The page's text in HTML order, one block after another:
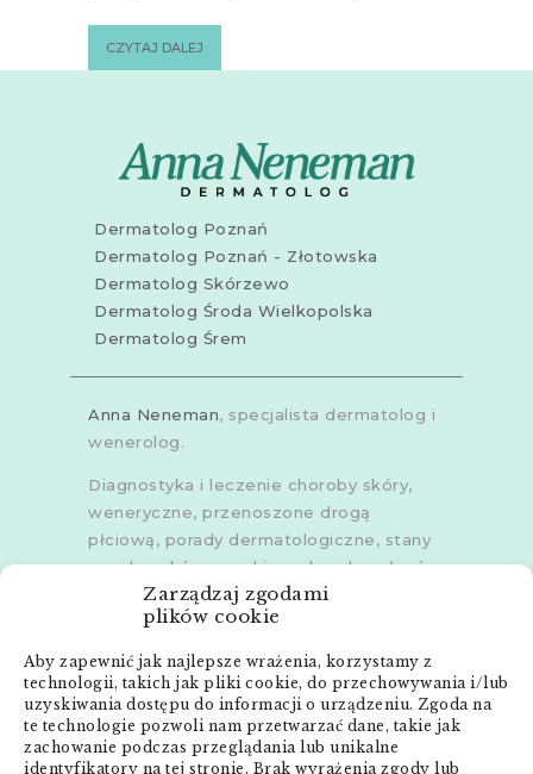
Zarządzaj zgodami
plików cookie
Aby zapewnić jak najlepsze wrażenia, korzystamy z
technologii, takich jak pliki cookie, do przechowywania i/lub
uzyskiwania dostępu do informacji o urządzeniu. Zgoda na
te technologie pozwoli nam przetwarzać dane, takie jak
zachowanie podczas przeglądania lub unikalne
identyfikatory na tej stronie. Brak wyrażenia zgody lub
CZYTAJ DALEJ
Dermatolog Poznań
Dermatolog Poznań - Złotowska
Dermatolog Skórzewo
Dermatolog Środa Wielkopolska
Dermatolog Śrem
Anna Neneman, specjalista dermatolog i
wenerolog.
Diagnostyka i leczenie choroby skóry,
weneryczne, przenoszone drogą
płciową, porady dermatologiczne, stany
zapalne skóry, grzybice, choroby włosów,
dermoskopia, trichoskopia, u dorosłych i
dzieci.
Gabinety wPoznaniu,Poznaniu -
Złotowska,Skórzewie,Środzie
WielkopolskiejiŚremie
Menu: